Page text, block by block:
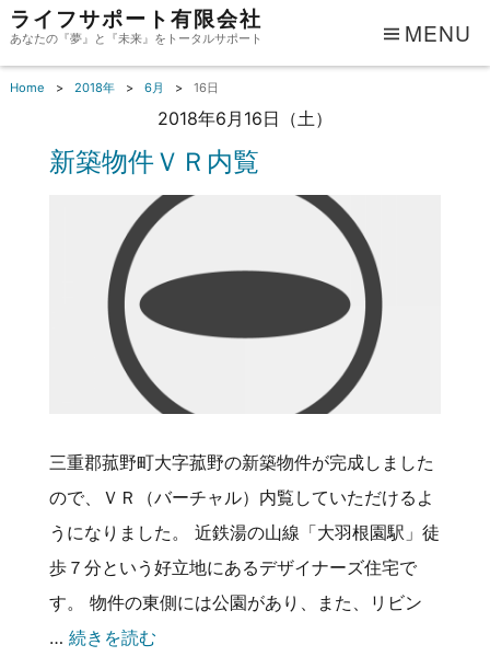
ライフサポート有限会社
あなたの『夢』と『未来』をトータルサポート MENU
Home 2018年 6月 16日
2018年6月16日（土）
新築物件ＶＲ内覧
三重郡菰野町大字菰野の新築物件が完成しました
ので、ＶＲ（バーチャル）内覧していただけるよ
うになりました。 近鉄湯の山線「大羽根園駅」徒
歩７分という好立地にあるデザイナーズ住宅で
す。 物件の東側には公園があり、また、リビン
… 続きを読む